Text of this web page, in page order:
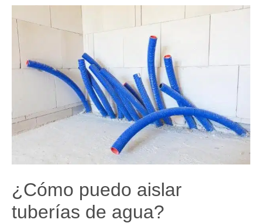
¿Cómo puedo aislar
tuberías de agua?